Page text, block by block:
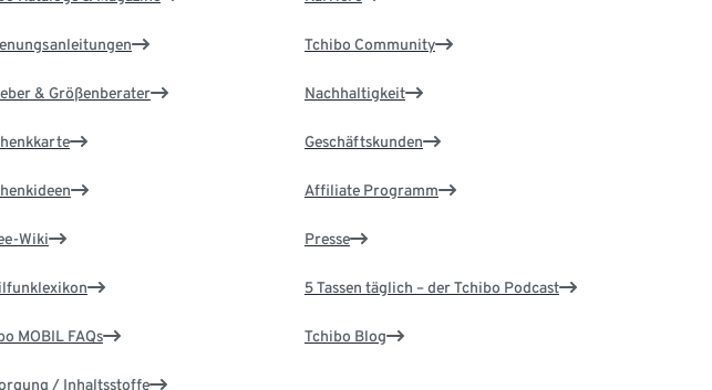
& Größenberater
Wiki
MOBIL FAQs
/ Inhaltsstoffe
Tchibo Community
Nachhaltigkeit
Geschäftskunden
Affiliate Programm
Presse
5 Tassen täglich – der Tchibo Podcast
Tchibo Blog